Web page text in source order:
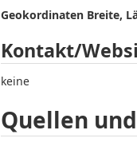
Geokordinaten Breite,
Kontakt/
keine
Quellen